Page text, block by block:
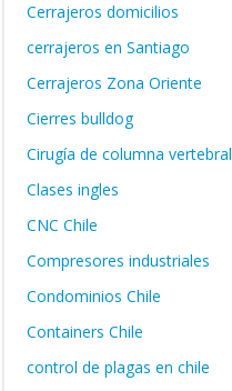
Cerrajeros domicilios
cerrajeros en Santiago
Cerrajeros Zona Oriente
Cierres bulldog
Cirugía de columna vertebral
Clases ingles
CNC Chile
Compresores industriales
Condominios Chile
Containers Chile
control de plagas en chile